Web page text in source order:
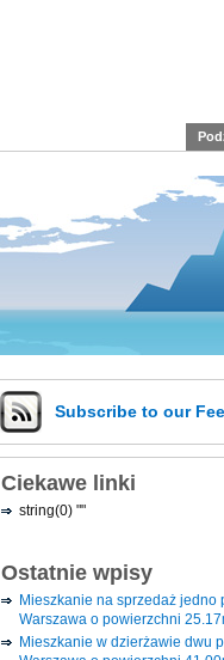
Subscribe to our
Ciekawe linki
string(0) ""
Ostatnie wpisy
Mieszkanie na sprzedaż jedno
Warszawa o powierzchni
Mieszkanie w dzierżawie dwu